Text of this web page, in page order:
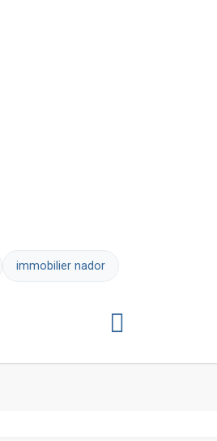
immobilier nador